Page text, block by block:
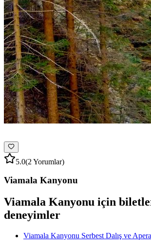
5.0(2 Yorumlar)
Viamala Kanyonu
Viamala Kanyonu için
deneyimler
Viamala Kanyonu Serbest Dalış ve